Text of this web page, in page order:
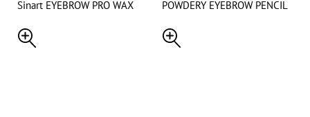
Sinart EYEBROW PRO WAX
POWDERY EYEBROW PENCIL